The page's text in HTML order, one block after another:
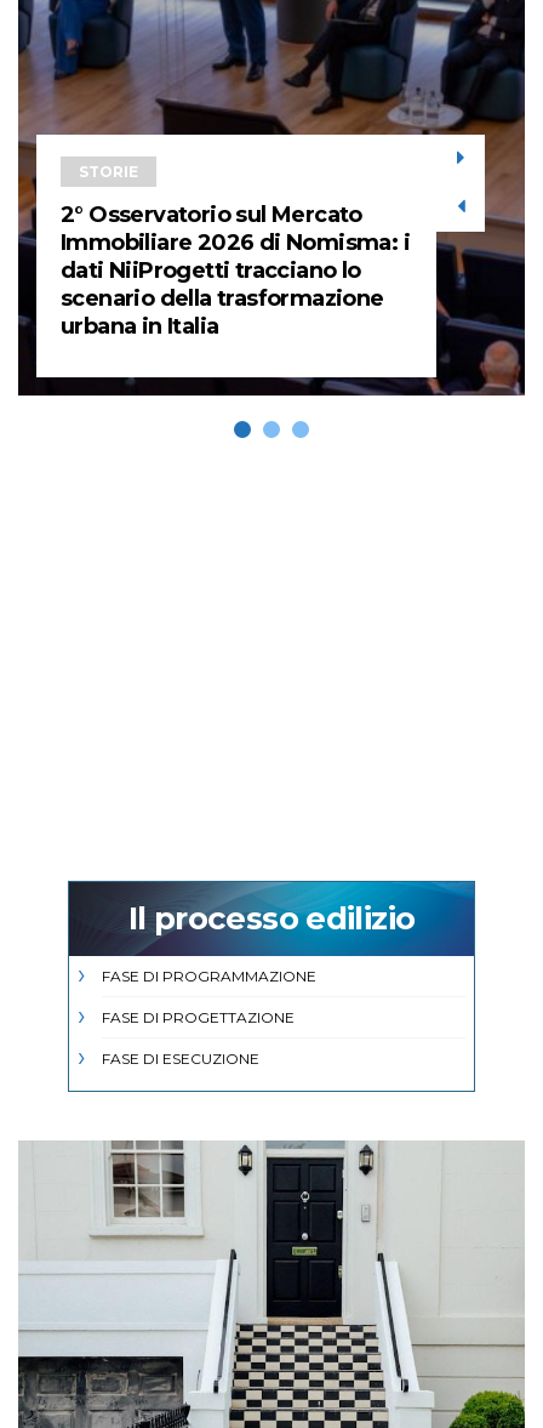
STORIE
2° Osservatorio sul Mercato
Immobiliare 2026 di Nomisma: i
dati NiiProgetti tracciano lo
scenario della trasformazione
urbana in Italia
Il processo edilizio
FASE DI PROGRAMMAZIONE
FASE DI PROGETTAZIONE
FASE DI ESECUZIONE